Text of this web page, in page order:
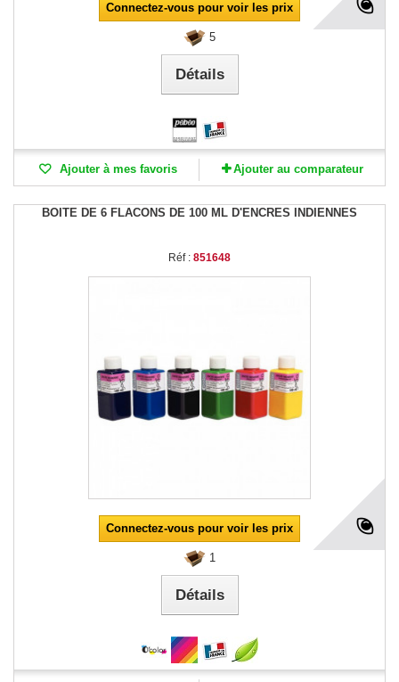
Connectez-vous pour voir les prix
5
Détails
Ajouter à mes favoris Ajouter au comparateur
BOITE DE 6 FLACONS DE 100 ML D'ENCRES INDIENNES
Réf : 851648
Connectez-vous pour voir les prix
1
Détails